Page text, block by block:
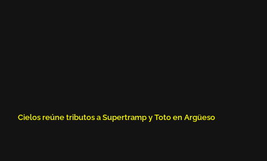
Cielos reúne tributos a Supertramp y Toto en Argüeso